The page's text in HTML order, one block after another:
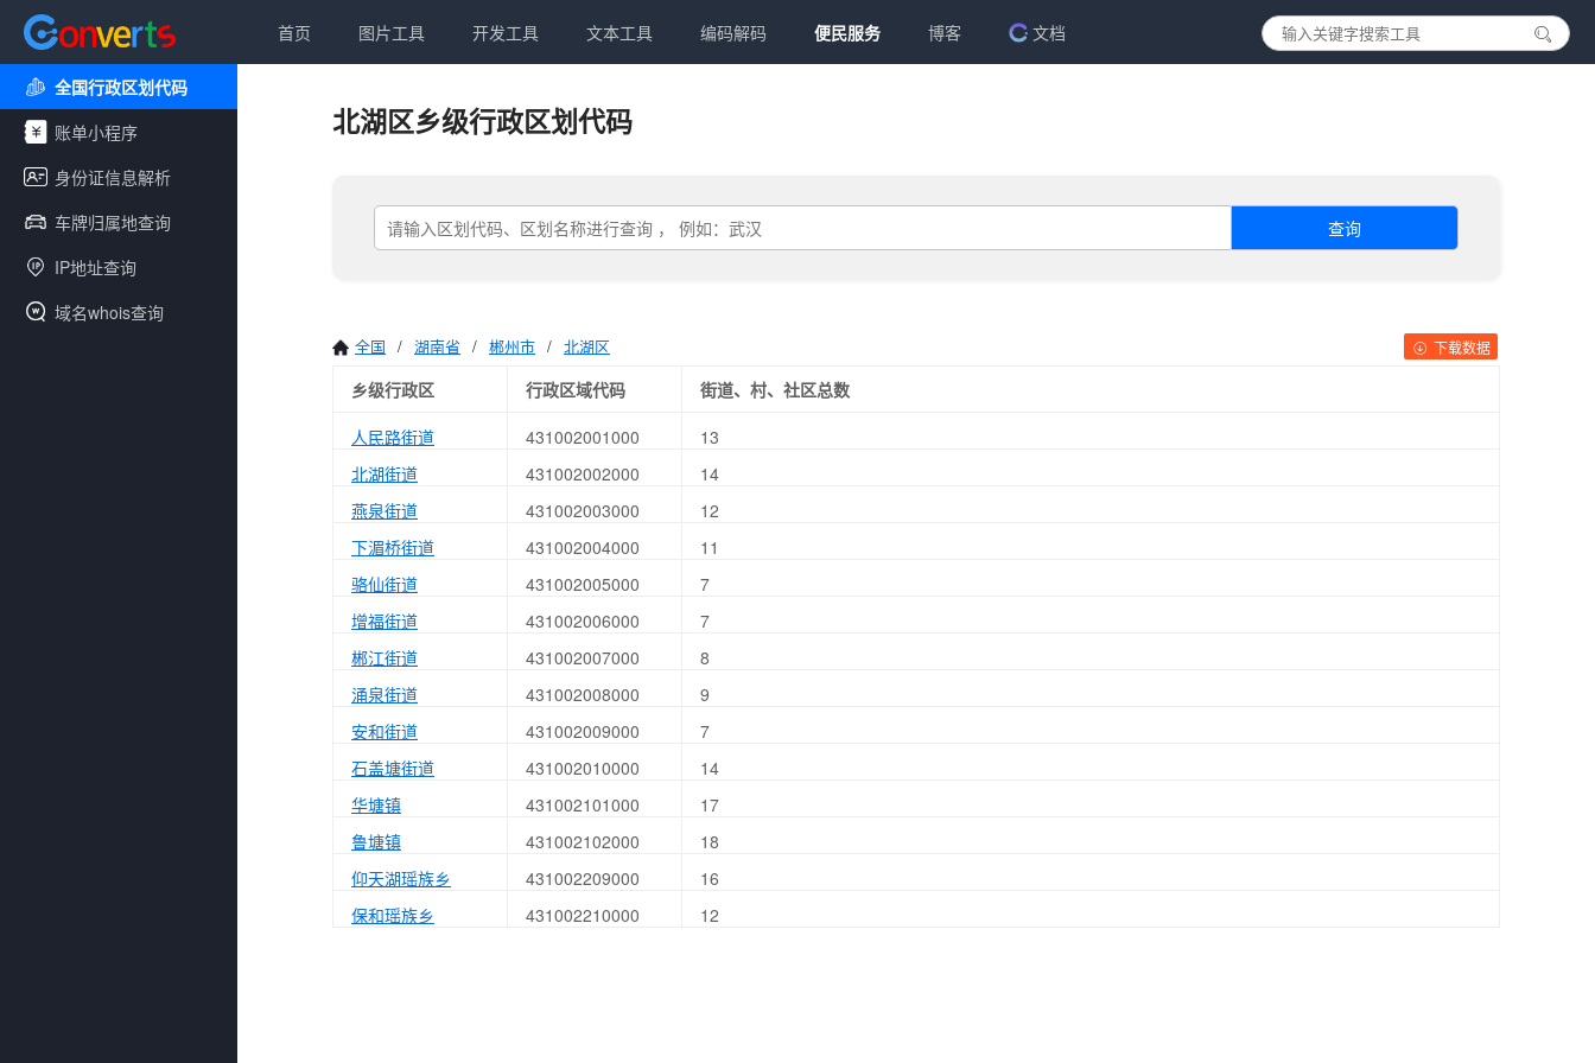
首页 图片工具 开发工具 文本工具 编码解码 便民服务 博客 文档
全国行政区划代码
账单小程序
身份证信息解析
车牌归属地查询
IP地址查询
域名whois查询
北湖区乡级行政区划代码
查询
全国 / 湖南省 / 郴州市 / 北湖区 下载数据
乡级行政区 行政区域代码
街道、村、社区总数
人民路街道
431002001000
13
北湖街道
431002002000
14
燕泉街道
431002003000
12
下湄桥街道
431002004000
11
骆仙街道
431002005000
7
增福街道
431002006000
7
郴江街道
431002007000
8
涌泉街道
431002008000
9
安和街道
431002009000
7
石盖塘街道
431002010000
14
华塘镇
431002101000
17
鲁塘镇
431002102000
18
仰天湖瑶族乡
431002209000
16
保和瑶族乡
431002210000 12